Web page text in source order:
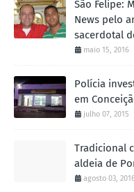
São Felipe:
News pelo
sacerdotal
maio 15, 2016
Polícia
em
julho 07, 2015
Tradicional
aldeia de
agosto 03,